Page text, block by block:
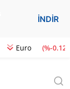
İNDİR
Euro (%-0.12)